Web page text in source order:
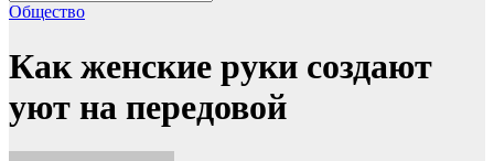
Общество
Как женские руки создают
уют на передовой